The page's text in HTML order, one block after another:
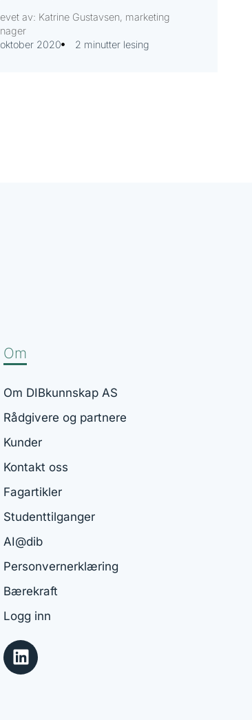
av: Katrine Gustavsen, marketing
2020
2 minutter lesing
Om
Om DIBkunnskap AS
Rådgivere og partnere
Kunder
Kontakt oss
Fagartikler
Studenttilganger
AI@dib
Personvernerklæring
Bærekraft
Logg inn